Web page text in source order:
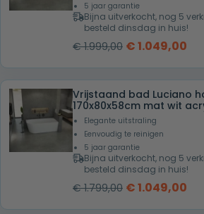
5 jaar garantie
Bijna uitverkocht, nog 5
besteld dinsdag in huis!
€1.999,00 Oorspronkelijke
was:
€ 1.999,00.
€1.049,00
is:
€
Vrijstaand bad Luciano
170x80x58cm mat wit
Elegante uitstraling
Eenvoudig te reinigen
5 jaar garantie
Bijna uitverkocht, nog 5
besteld dinsdag in huis!
€1.799,00 Oorspronkelijke
€1.049,00